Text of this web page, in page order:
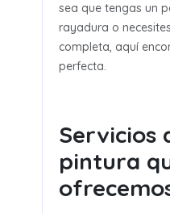
sea que tengas un
rayadura o
completa, aquí
perfecta.
Servicios
pintura